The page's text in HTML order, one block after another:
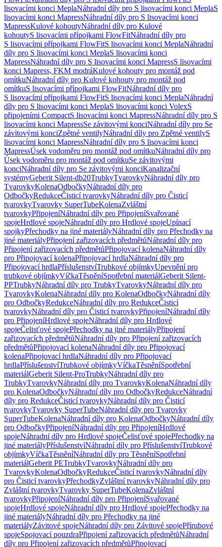
lisovacími konci MeplaNáhradní díly pro S lisovacími konci MeplaS
lisovacími konci MapressNáhradní díly pro S lisovacími konci
MapressKulové kohoutyNáhradní díly pro Kulové
kohoutyS lisovacími přípojkami FlowFitNáhradní díly pro
S lisovacími přípojkami FlowFitS lisovacími konci MeplaNáhradní
díly pro S lisovacími konci MeplaS lisovacími konci
MapressNáhradní díly pro S lisovacími konci MapressS lisovacími
konci Mapress, FKM modráKulové kohouty pro montáž pod
omítkuNáhradní díly pro Kulové kohouty pro montáž pod
omítkuS lisovacími přípojkami FlowFitNáhradní díly pro
S lisovacími přípojkami FlowFitS lisovacími konci MeplaNáhradní
díly pro S lisovacími konci MeplaS lisovacími konci VolexS
připojeními CompactS lisovacími konci MapressNáhradní díly pro S
lisovacími konci MapressSe závitovými konciNáhradní díly pro Se
závitovými konciZpětné ventilyNáhradní díly pro Zpětné ventilyS
lisovacími konci MapressNáhradní díly pro S lisovacími konci
MapressÚsek vodoměru pro montáž pod omítkuNáhradní díly pro
Úsek vodoměru pro montáž pod omítkuSe závitovými
konciNáhradní díly pro Se závitovými konciKanalizační
systémyGeberit Silent-db20TrubkyTvarovkyNáhradní díly pro
TvarovkyKolenaOdbočkyNáhradní díly pro
OdbočkyRedukceČisticí tvarovkyNáhradní díly pro Čisticí
tvarovkyTvarovky SuperTubeKolenaZvláštní
tvarovkyPřipojeníNáhradní díly pro PřipojeníSvařované
spojeHrdlové spojeNáhradní díly pro Hrdlové spojeUpínací
spojkyPřechodky na jiné materiályNáhradní díly pro Přechodky na
jiné materiályPřipojení zařizovacích předmětůNáhradní díly pro
Připojení zařizovacích předmětůPřipojovací kolenaNáhradní díly
pro Připojovací kolenaPřipojovací hrdlaNáhradní díly pro
Připojovací hrdlaPříslušenstvíTrubkové objímkyUpevnění pro
trubkové objímkyVíčkaTěsněníSpotřební materiálGeberit Silent-
PPTrubkyNáhradní díly pro TrubkyTvarovkyNáhradní díly pro
TvarovkyKolenaNáhradní díly pro KolenaOdbočkyNáhradní díly
pro OdbočkyRedukceNáhradní díly pro RedukceČisticí
tvarovkyNáhradní díly pro Čisticí tvarovkyPřipojeníNáhradní díly
pro PřipojeníHrdlové spojeNáhradní díly pro Hrdlové
spojeČelisťové spojePřechodky na jiné materiályPřipojení
zařizovacích předmětůNáhradní díly pro Připojení zařizovacích
předmětůPřipojovací kolenaNáhradní díly pro Připojovací
kolenaPřipojovací hrdlaNáhradní díly pro Připojovací
hrdlaPříslušenstvíTrubkové objímkyVíčkaTěsněníSpotřební
materiálGeberit Silent-ProTrubkyNáhradní díly pro
TrubkyTvarovkyNáhradní díly pro TvarovkyKolenaNáhradní díly
pro KolenaOdbočkyNáhradní díly pro OdbočkyRedukceNáhradní
díly pro RedukceČisticí tvarovkyNáhradní díly pro Čisticí
tvarovkyTvarovky SuperTubeNáhradní díly pro Tvarovky
SuperTubeKolenaNáhradní díly pro KolenaOdbočkyNáhradní díly
pro OdbočkyPřipojeníNáhradní díly pro PřipojeníHrdlové
spojeNáhradní díly pro Hrdlové spojeČelisťové spojePřechodky na
jiné materiályPříslušenstvíNáhradní díly pro PříslušenstvíTrubkové
objímkyVíčkaTěsněníNáhradní díly pro TěsněníSpotřební
materiálGeberit PETrubkyTvarovkyNáhradní díly pro
TvarovkyKolenaOdbočkyRedukceČisticí tvarovkyNáhradní díly
pro Čisticí tvarovkyPřechodkyZvláštní tvarovkyNáhradní díly pro
Zvláštní tvarovkyTvarovky SuperTubeKolenaZvláštní
tvarovkyPřipojeníNáhradní díly pro PřipojeníSvařované
spojeHrdlové spojeNáhradní díly pro Hrdlové spojePřechodky na
jiné materiályNáhradní díly pro Přechodky na jiné
materiályZávitové spojeNáhradní díly pro Závitové spojePřírubové
spojeSpojovací pouzdraPřipojení zařizovacích předmětůNáhradní
díly pro Připojení zařizovacích předmětůPřipojovací